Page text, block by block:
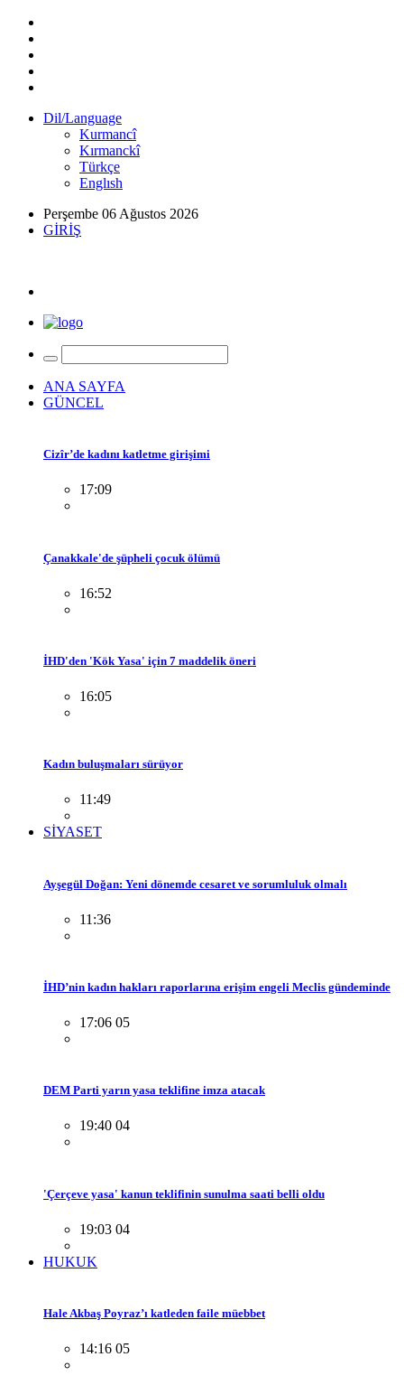
Dil/Language
Kurmancî
Kırmanckî
Türkçe
Englısh
Perşembe 06 Ağustos 2026
GİRİŞ
ANA SAYFA
GÜNCEL
Cizîr’de kadını katletme girişimi
17:09
Çanakkale'de şüpheli çocuk ölümü
16:52
İHD'den 'Kök Yasa' için 7 maddelik öneri
16:05
Kadın buluşmaları sürüyor
11:49
SİYASET
Ayşegül Doğan: Yeni dönemde cesaret ve sorumluluk olmalı
11:36
İHD’nin kadın hakları raporlarına erişim engeli Meclis gündeminde
17:06 05
DEM Parti yarın yasa teklifine imza atacak
19:40 04
'Çerçeve yasa' kanun teklifinin sunulma saati belli oldu
19:03 04
HUKUK
Hale Akbaş Poyraz’ı katleden faile müebbet
14:16 05